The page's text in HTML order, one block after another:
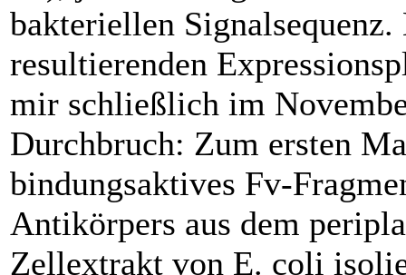
bakteriellen
resultierenden
mir schließlich im
Durchbruch: Zum ersten
bindungsaktives Fv-
Antikörpers aus dem
Zellextrakt von E. coli